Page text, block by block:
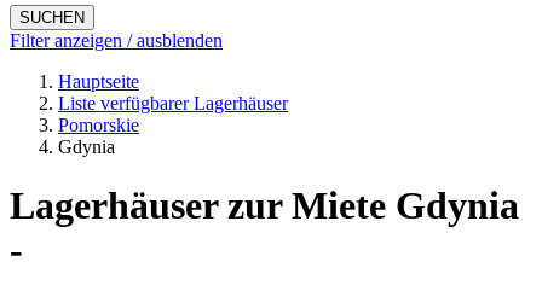
SUCHEN
Filter anzeigen / ausblenden
Hauptseite
Liste verfügbarer Lagerhäuser
Pomorskie
Gdynia
Lagerhäuser zur Miete Gdynia
-